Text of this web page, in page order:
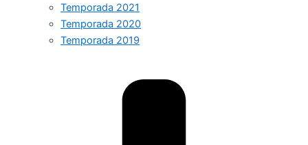
Temporada 2021
Temporada 2020
Temporada 2019